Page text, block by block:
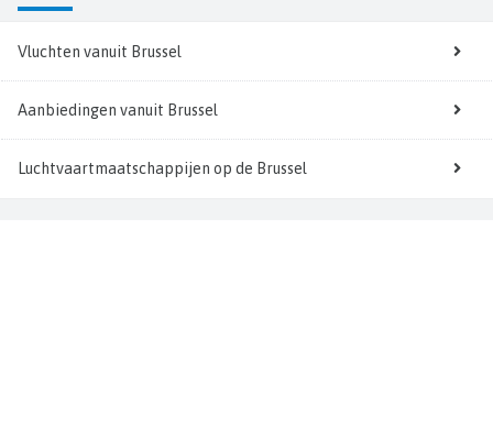
Vluchten vanuit Brussel
Aanbiedingen vanuit Brussel
Luchtvaartmaatschappijen op de Brussel